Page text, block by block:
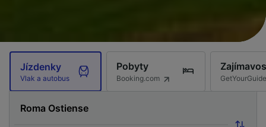
Jízdenky
Vlak a autobus
Pobyty
Booking.com GetYourGuide